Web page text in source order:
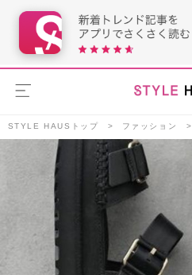
STYLE HAUSトップ ファッション